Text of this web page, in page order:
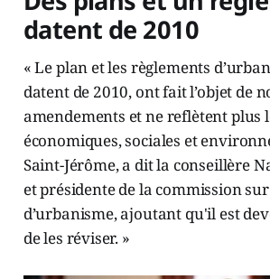
datent de 2010
« Le plan et les règlements
datent de 2010, ont fait l’objet de
amendements et ne reflètent plus
économiques, sociales et
Saint-Jérôme, a dit la conseillère
et présidente de la commission
d’urbanisme, ajoutant qu'il est
de les réviser. »